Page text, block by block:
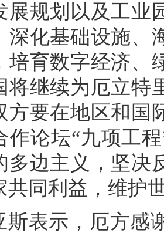
展规划以及工业
深化基础设施、
培育数字经济、
将继续为厄立特
方要在地区和国
作论坛“九项工
多边主义，坚决
共同利益，维护
斯表示，厄方感